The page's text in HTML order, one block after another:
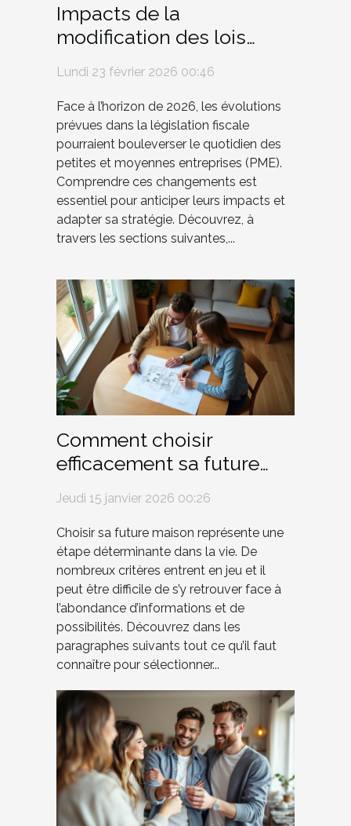
Impacts de la
modification des lois
2026
Lundi 23 février 2026 00:46
Face à l’horizon de 2026, les évolutions
prévues dans la législation fiscale
pourraient bouleverser le quotidien des
petites et moyennes entreprises (PME).
Comprendre ces changements est
essentiel pour anticiper leurs impacts et
adapter sa stratégie. Découvrez, à
travers les sections suivantes,...
Comment choisir
efficacement sa future
maison ?
Jeudi 15 janvier 2026 00:26
Choisir sa future maison représente une
étape déterminante dans la vie. De
nombreux critères entrent en jeu et il
peut être difficile de s’y retrouver face à
l’abondance d’informations et de
possibilités. Découvrez dans les
paragraphes suivants tout ce qu’il faut
connaître pour sélectionner...